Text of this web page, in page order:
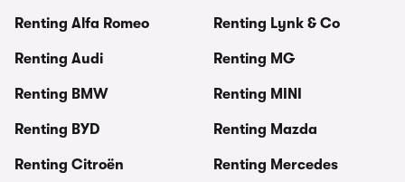
Renting Alfa Romeo
Renting Audi
Renting BMW
Renting BYD
Renting Citroën
Renting Lynk & Co
Renting MG
Renting MINI
Renting Mazda
Renting Mercedes